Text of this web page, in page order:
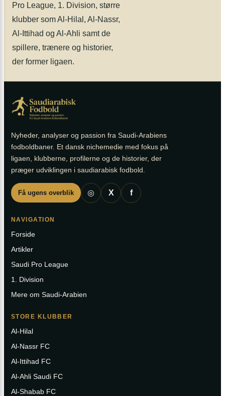
Pro League, 1. Division, større
klubber som Al-Hilal, Al-Nassr,
Al-Ittihad og Al-Ahli samt de
spillere, trænere og historier,
der former ligaen.
Nyheder, analyser og passion fra Saudi-Arabiens
fodboldbaner. Et dansk nichemedie med fokus på
ligaen, klubberne, profilerne og de historier, der
præger udviklingen i saudiarabisk fodbold.
Få ugens overblik ◎ X f
NAVIGATION
Forside
Artikler
Saudi Pro League
1. Division
Mere om Saudi-Arabien
STORE KLUBBER
Al-Hilal
Al-Nassr FC
Al-Ittihad FC
Al-Ahli Saudi FC
Al-Shabab FC